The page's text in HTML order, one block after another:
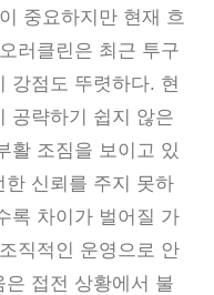
중요하지만 현재 흐
오러클린은 최근 투구
강점도 뚜렷하다. 현
공략하기 쉽지 않은
활 조짐을 보이고 있
신뢰를 주지 못하
록 차이가 벌어질 가
직적인 운영으로 안
접전 상황에서 불